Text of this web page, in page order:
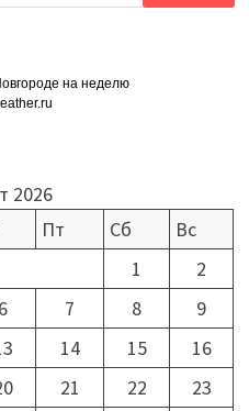
на неделю
2026
Пт Сб
Вс
1
2
6 7 8
9
14 15
16
21 22
23